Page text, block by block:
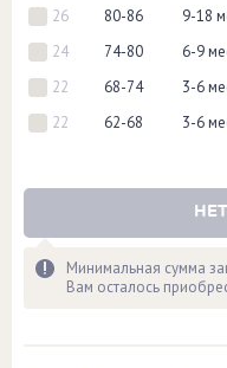
26
80-86 9-18
24
74-80 6-9
22
68-74 3-6
22
62-68 3-6
Минимальная сумма
Вам осталось